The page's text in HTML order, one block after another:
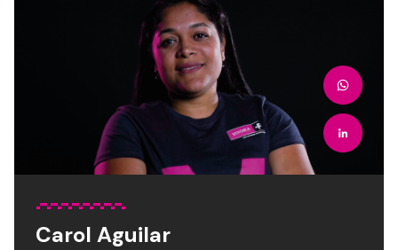
Carol Aguilar